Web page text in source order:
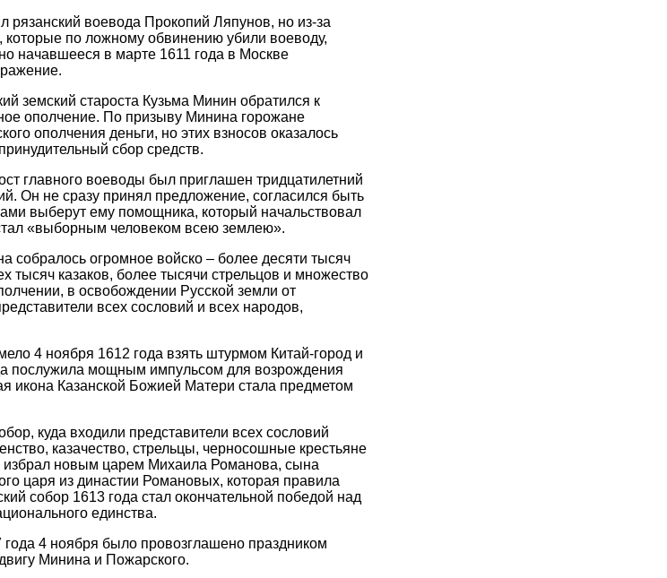
рязанский воевода Прокопий Ляпунов, но из-за
по ложному обвинению убили воеводу,
начавшееся в марте 1611 года в Москве
земский староста Кузьма Минин обратился к
ополчение. По призыву Минина горожане
ополчения деньги, но этих взносов оказалось
сбор средств.
главного воеводы был приглашен тридцатилетний
Он не сразу принял предложение, согласился быть
выберут ему помощника, который начальствовал
«выборным человеком всею землею».
собралось огромное войско – более десяти тысяч
тысяч казаков, более тысячи стрельцов и множество
в освобождении Русской земли от
всех сословий и всех народов,
4 ноября 1612 года взять штурмом Китай-город и
послужила мощным импульсом для возрождения
икона Казанской Божией Матери стала предметом
куда входили представители всех сословий
казачество, стрельцы, черносошные крестьяне
избрал новым царем Михаила Романова, сына
царя из династии Романовых, которая правила
собор 1613 года стал окончательной победой над
единства.
4 ноября было провозглашено праздником
Минина и Пожарского.